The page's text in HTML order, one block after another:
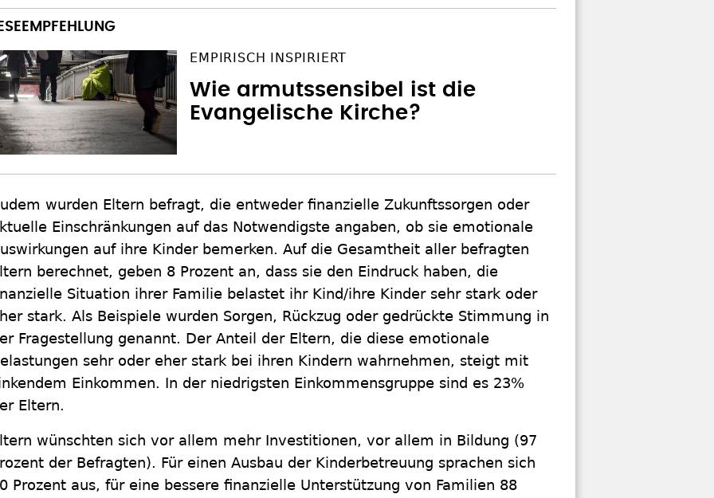
EMPIRISCH INSPIRIERT
Wie armutssensibel ist die
Evangelische Kirche?
wurden Eltern befragt, die entweder finanzielle Zukunftssorgen oder
Einschränkungen auf das Notwendigste angaben, ob sie emotionale
auf ihre Kinder bemerken. Auf die Gesamtheit aller befragten
berechnet, geben 8 Prozent an, dass sie den Eindruck haben, die
Situation ihrer Familie belastet ihr Kind/ihre Kinder sehr stark oder
stark. Als Beispiele wurden Sorgen, Rückzug oder gedrückte Stimmung in
Fragestellung genannt. Der Anteil der Eltern, die diese emotionale
sehr oder eher stark bei ihren Kindern wahrnehmen, steigt mit
Einkommen. In der niedrigsten Einkommensgruppe sind es 23%
Eltern.
wünschten sich vor allem mehr Investitionen, vor allem in Bildung (97
der Befragten). Für einen Ausbau der Kinderbetreuung sprachen sich
Prozent aus, für eine bessere finanzielle Unterstützung von Familien 88